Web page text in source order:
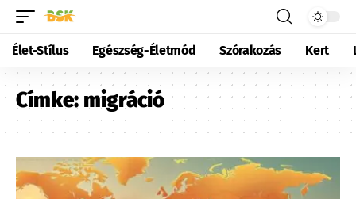
Élet-Stílus Egészség-Életmód Szórakozás Kert
Címke: migráció